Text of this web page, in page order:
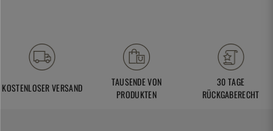
KOSTENLOSER VERSAND
TAUSENDE VON
PRODUKTEN
30 TAGE
RÜCKGABERECHT